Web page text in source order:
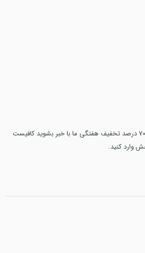
در خبرنامه ما عضو شوید و از 70 درصد تخفیف هفتگی ما با خبر بشوید کافیست
وارد کنید.